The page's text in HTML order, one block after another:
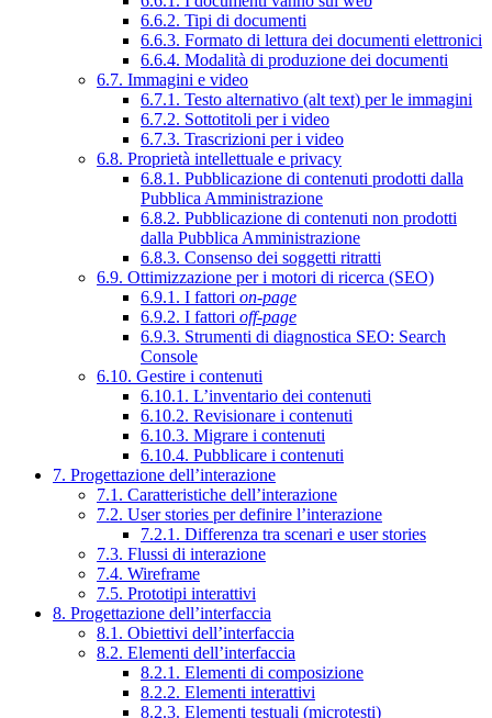
6.6.2. Tipi di documenti
6.6.3. Formato di lettura dei documenti elettronici
6.6.4. Modalità di produzione dei documenti
6.7. Immagini e video
6.7.1. Testo alternativo (alt text) per le immagini
6.7.2. Sottotitoli per i video
6.7.3. Trascrizioni per i video
6.8. Proprietà intellettuale e privacy
6.8.1. Pubblicazione di contenuti prodotti dalla
Pubblica Amministrazione
6.8.2. Pubblicazione di contenuti non prodotti
dalla Pubblica Amministrazione
6.8.3. Consenso dei soggetti ritratti
6.9. Ottimizzazione per i motori di ricerca (SEO)
6.9.1. I fattori on-page
6.9.2. I fattori off-page
6.9.3. Strumenti di diagnostica SEO: Search
Console
6.10. Gestire i contenuti
6.10.1. L’inventario dei contenuti
6.10.2. Revisionare i contenuti
6.10.3. Migrare i contenuti
6.10.4. Pubblicare i contenuti
7. Progettazione dell’interazione
7.1. Caratteristiche dell’interazione
7.2. User stories per definire l’interazione
7.2.1. Differenza tra scenari e user stories
7.3. Flussi di interazione
7.4. Wireframe
7.5. Prototipi interattivi
8. Progettazione dell’interfaccia
8.1. Obiettivi dell’interfaccia
8.2. Elementi dell’interfaccia
8.2.1. Elementi di composizione
8.2.2. Elementi interattivi
8.2.3. Elementi testuali (microtesti)